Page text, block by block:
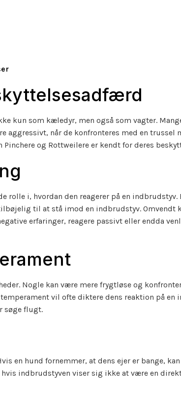
kun som kæledyr, men også som vagter.
aggressivt, når de konfronteres med en trussel
og Rottweilere er kendt for deres
rolle i, hvordan den reagerer på en
til at stå imod en indbrudstyv. Omvendt
erfaringer, reagere passivt eller endda
Nogle kan være mere frygtløse og
vil ofte diktere dens reaktion på en
søge flugt.
en hund fornemmer, at dens ejer er bange,
indbrudstyven viser sig ikke at være en